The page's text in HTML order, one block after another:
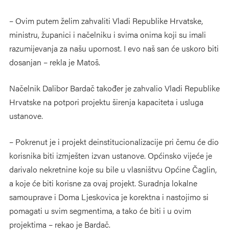
– Ovim putem želim zahvaliti Vladi Republike Hrvatske,
ministru, županici i načelniku i svima onima koji su imali
razumijevanja za našu upornost. I evo naš san će uskoro biti
dosanjan – rekla je Matoš.
Načelnik Dalibor Bardač također je zahvalio Vladi Republike
Hrvatske na potpori projektu širenja kapaciteta i usluga
ustanove.
– Pokrenut je i projekt deinstitucionalizacije pri čemu će dio
korisnika biti izmješten izvan ustanove. Općinsko vijeće je
darivalo nekretnine koje su bile u vlasništvu Općine Čaglin,
a koje će biti korisne za ovaj projekt. Suradnja lokalne
samouprave i Doma Ljeskovica je korektna i nastojimo si
pomagati u svim segmentima, a tako će biti i u ovim
projektima – rekao je Bardač.